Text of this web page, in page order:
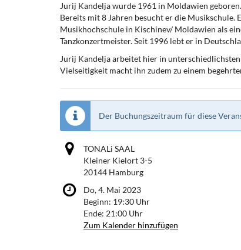
Jurij Kandelja wurde 1961 in Moldawien
Bereits mit 8 Jahren besucht er die Musikschule.
Musikhochschule in Kischinev/ Moldawien als
Tanzkonzertmeister. Seit 1996 lebt er in
Jurij Kandelja arbeitet hier in
Vielseitigkeit macht ihn zudem zu einem
Der Buchungszeitraum für diese
TONALi SAAL
Kleiner Kielort 3-5
20144 Hamburg
Do, 4. Mai 2023
Beginn: 19:30 Uhr
Ende: 21:00 Uhr
Zum Kalender hinzufügen